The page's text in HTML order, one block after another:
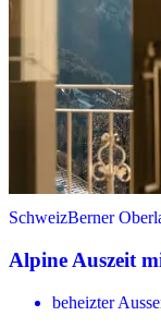
SchweizBerner
Alpine Auszeit
beheizter